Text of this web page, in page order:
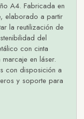
A4. Fabricada en
elaborado a partir
la reutilización de
del
con cinta
en láser.
con disposición a
y soporte para